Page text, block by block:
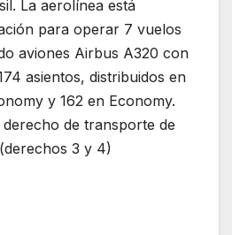
La aerolínea está
para operar 7 vuelos
aviones Airbus A320 con
asientos, distribuidos en
y 162 en Economy.
derecho de transporte de
3 y 4)